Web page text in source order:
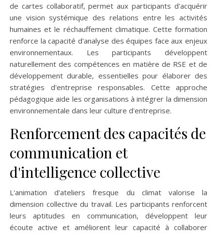
de cartes collaboratif, permet aux participants d'acquérir
une vision systémique des relations entre les activités
humaines et le réchauffement climatique. Cette formation
renforce la capacité d'analyse des équipes face aux enjeux
environnementaux. Les participants développent
naturellement des compétences en matière de RSE et de
développement durable, essentielles pour élaborer des
stratégies d'entreprise responsables. Cette approche
pédagogique aide les organisations à intégrer la dimension
environnementale dans leur culture d'entreprise.
Renforcement des capacités de
communication et
d'intelligence collective
L'animation d'ateliers fresque du climat valorise la
dimension collective du travail. Les participants renforcent
leurs aptitudes en communication, développent leur
écoute active et améliorent leur capacité à collaborer